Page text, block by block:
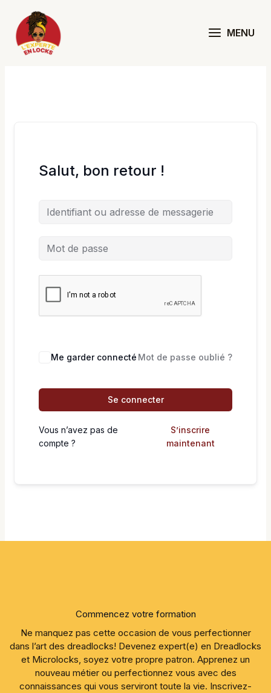
contenu
MENU
Salut, bon retour !
Me garder connecté Mot de passe oublié ?
Se connecter
Vous n’avez pas de
compte ?
S’inscrire
maintenant
Commencez votre formation
Ne manquez pas cette occasion de vous perfectionner
dans l’art des dreadlocks! Devenez expert(e) en Dreadlocks
et Microlocks, soyez votre propre patron. Apprenez un
nouveau métier ou perfectionnez vous avec des
connaissances qui vous serviront toute la vie. Inscrivez-